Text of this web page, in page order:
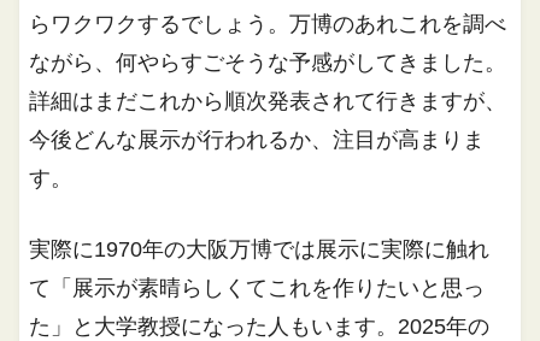
らワクワクするでしょう。万博のあれこれを調べ
ながら、何やらすごそうな予感がしてきました。
詳細はまだこれから順次発表されて行きますが、
今後どんな展示が行われるか、注目が高まりま
す。
実際に1970年の大阪万博では展示に実際に触れ
て「展示が素晴らしくてこれを作りたいと思っ
た」と大学教授になった人もいます。2025年の